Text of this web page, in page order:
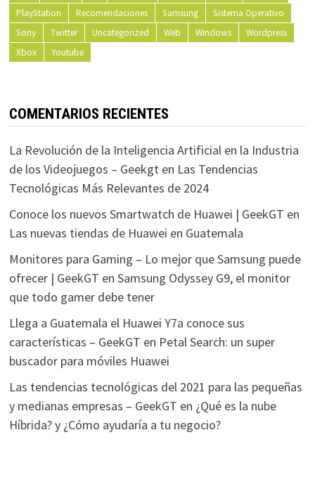
PlayStation
Recomendaciones Samsung
Sistema Operativo
Sony
Twitter Uncategorized Web Windows
Wordpress
Xbox
Youtube
COMENTARIOS RECIENTES
La Revolución de la Inteligencia Artificial en la Industria
de los Videojuegos – Geekgten Las Tendencias
Tecnológicas Más Relevantes de 2024
Conoce los nuevos Smartwatch de Huawei | GeekGT en
Las nuevas tiendas de Huawei en Guatemala
Monitores para Gaming – Lo mejor que Samsung puede
ofrecer | GeekGT en Samsung Odyssey G9, el monitor
que todo gamer debe tener
Llega a Guatemala el Huawei Y7a conoce sus
características – GeekGT en Petal Search: un super
buscador para móviles Huawei
Las tendencias tecnológicas del 2021 para las pequeñas
y medianas empresas – GeekGT en ¿Qué es la nube
Híbrida? y ¿Cómo ayudaría a tu negocio?